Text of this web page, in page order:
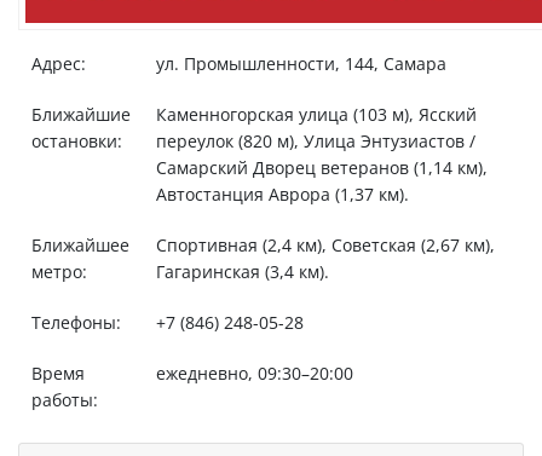
Адрес: ул. Промышленности, 144, Самара
Ближайшие
остановки:
Каменногорская улица (103 м), Ясский
переулок (820 м), Улица Энтузиастов /
Самарский Дворец ветеранов (1,14 км),
Автостанция Аврора (1,37 км).
Ближайшее
метро:
Спортивная (2,4 км), Советская (2,67 км),
Гагаринская (3,4 км).
Телефоны: +7 (846) 248-05-28
Время
работы:
ежедневно, 09:30–20:00